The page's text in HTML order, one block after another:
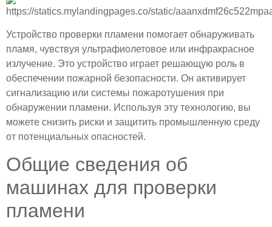
Устройство проверки пламени помогает обнаруживать
пламя, чувствуя ультрафиолетовое или инфракрасное
излучение. Это устройство играет решающую роль в
обеспечении пожарной безопасности. Он активирует
сигнализацию или системы пожаротушения при
обнаружении пламени. Используя эту технологию, вы
можете снизить риски и защитить промышленную среду
от потенциальных опасностей.
Общие сведения об
машинах для проверки
пламени